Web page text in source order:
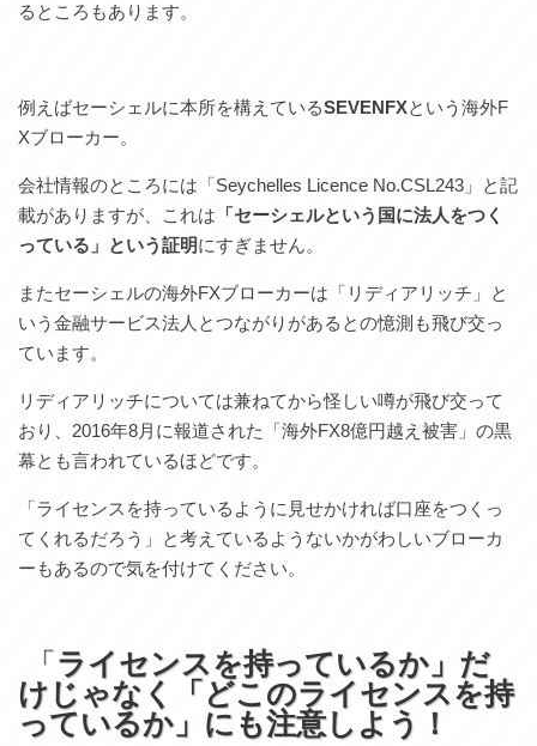
るところもあります。
例えばセーシェルに本所を構えているSEVENFXという海外F
Xブローカー。
会社情報のところには「Seychelles Licence No.CSL243」と記
載がありますが、これは 「セーシェルという国に法人をつく
っている」という証明にすぎません。
またセーシェルの海外FXブローカーは「リディアリッチ」と
いう金融サービス法人とつながりがあるとの憶測も飛び交っ
ています。
リディアリッチについては兼ねてから怪しい噂が飛び交って
おり、2016年8月に報道された「海外FX8億円越え被害」の黒
幕とも言われているほどです。
「ライセンスを持っているように見せかければ口座をつくっ
てくれるだろう」と考えているようないかがわしいブローカ
ーもあるので気を付けてください。
「ライセンスを持っているか」だ
けじゃなく「どこのライセンスを持
っているか」にも注意しよう！